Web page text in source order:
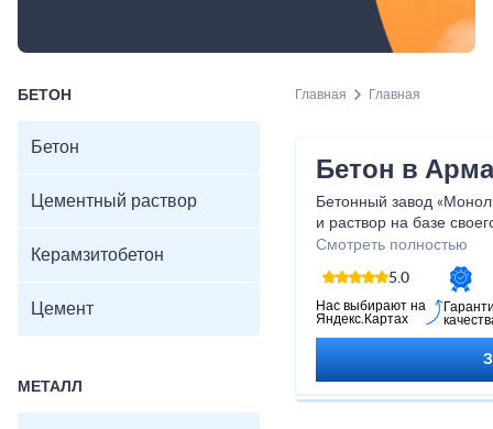
БЕТОН
Бетон
Цементный раствор
Керамзитобетон
Цемент
МЕТАЛЛ
Главная Главная
Бетон в
Бетонный завод
и раствор на базе
необходимы такие
щебень, поэтому мы
и площадками
поставляют нам свою
Смотреть полностью
5.0
Нас выбирают на
Яндекс.Картах